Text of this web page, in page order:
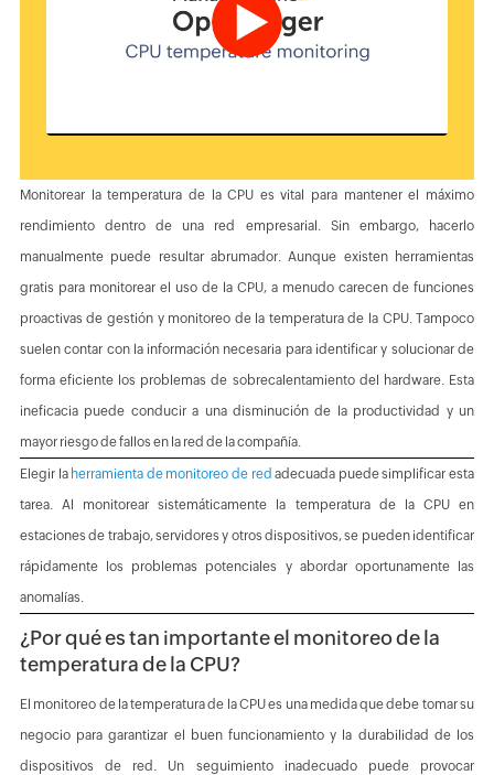
Monitorear la temperatura de la CPU es vital para mantener el máximo
rendimiento dentro de una red empresarial. Sin embargo, hacerlo
manualmente puede resultar abrumador. Aunque existen herramientas
gratis para monitorear el uso de la CPU, a menudo carecen de funciones
proactivas de gestión y monitoreo de la temperatura de la CPU. Tampoco
suelen contar con la información necesaria para identificar y solucionar de
forma eficiente los problemas de sobrecalentamiento del hardware. Esta
ineficacia puede conducir a una disminución de la productividad y un
mayor riesgo de fallos en la red de la compañía.
Elegir la herramienta de monitoreo de red adecuada puede simplificar esta
tarea. Al monitorear sistemáticamente la temperatura de la CPU en
estaciones de trabajo, servidores y otros dispositivos, se pueden identificar
rápidamente los problemas potenciales y abordar oportunamente las
anomalías.
¿Por qué es tan importante el monitoreo de la
temperatura de la CPU?
El monitoreo de la temperatura de la CPU es una medida que debe tomar su
negocio para garantizar el buen funcionamiento y la durabilidad de los
dispositivos de red. Un seguimiento inadecuado puede provocar